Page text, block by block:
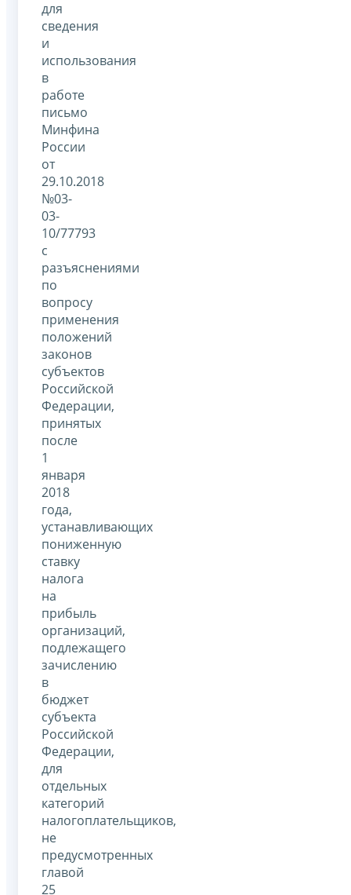
для
сведения
и
использования
в
работе
письмо
Минфина
России
от
29.10.2018
№03-
03-
10/77793
с
разъяснениями
по
вопросу
применения
положений
законов
субъектов
Российской
Федерации,
принятых
после
1
января
2018
года,
устанавливающих
пониженную
ставку
налога
на
прибыль
организаций,
подлежащего
зачислению
в
бюджет
субъекта
Российской
Федерации,
для
отдельных
категорий
налогоплательщиков,
не
предусмотренных
главой
25